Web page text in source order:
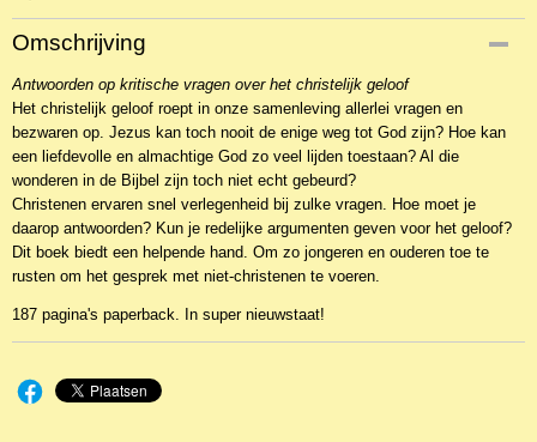
Productcode
NBKTa-8586
Omschrijving
Antwoorden op kritische vragen over het christelijk geloof
Het christelijk geloof roept in onze samenleving allerlei vragen en
bezwaren op. Jezus kan toch nooit de enige weg tot God zijn? Hoe kan
een liefdevolle en almachtige God zo veel lijden toestaan? Al die
wonderen in de Bijbel zijn toch niet echt gebeurd?
Christenen ervaren snel verlegenheid bij zulke vragen. Hoe moet je
daarop antwoorden? Kun je redelijke argumenten geven voor het geloof?
Dit boek biedt een helpende hand. Om zo jongeren en ouderen toe te
rusten om het gesprek met niet-christenen te voeren.
187 pagina's paperback. In super nieuwstaat!